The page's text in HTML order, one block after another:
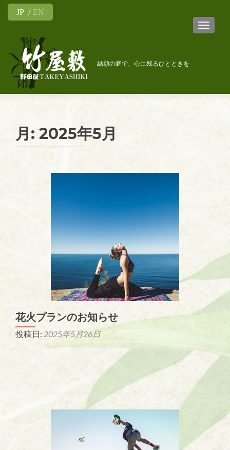
JP EN
ナビゲ
結願の庭で、心に残るひとときを
月: 2025年5月
花火プランのお知らせ
投稿日: 2025年5月26日